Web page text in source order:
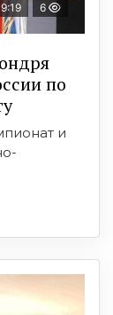
6
по
и